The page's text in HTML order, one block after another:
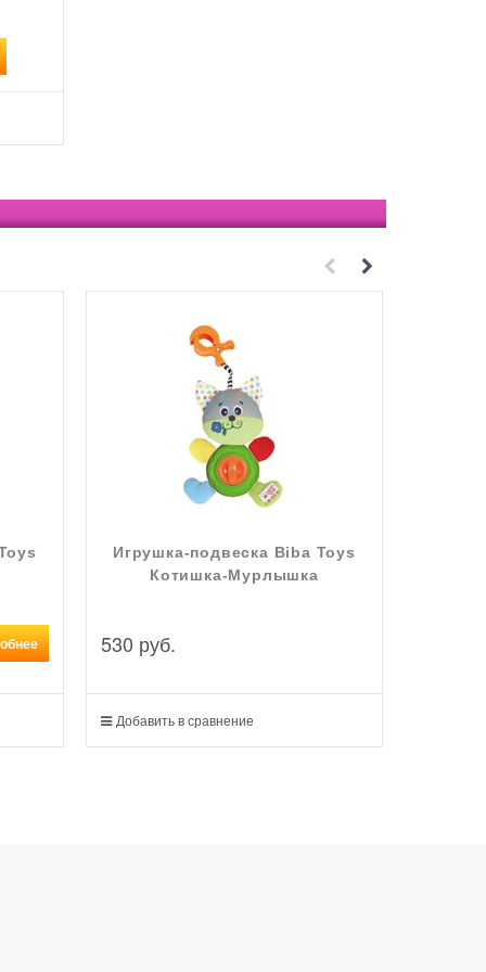
Игрушка-подвеска Biba Toys
Котишка-Мурлышка
530 руб.
Добавить в сравнение